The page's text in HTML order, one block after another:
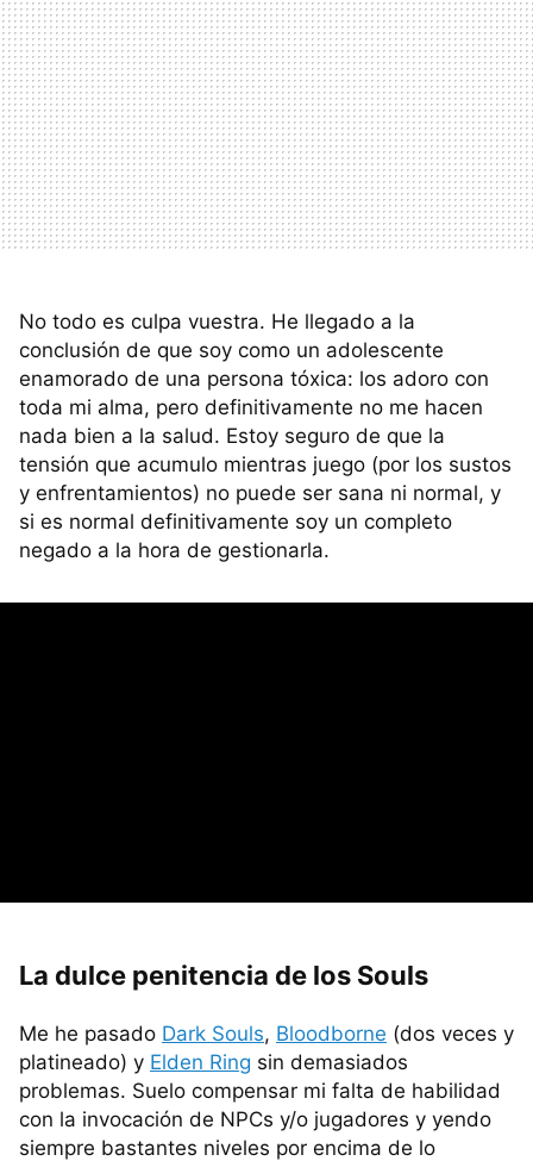
No todo es culpa vuestra. He llegado a la
conclusión de que soy como un adolescente
enamorado de una persona tóxica: los adoro con
toda mi alma, pero definitivamente no me hacen
nada bien a la salud. Estoy seguro de que la
tensión que acumulo mientras juego (por los sustos
y enfrentamientos) no puede ser sana ni normal, y
si es normal definitivamente soy un completo
negado a la hora de gestionarla.
La dulce penitencia de los Souls
Me he pasado Dark Souls, Bloodborne (dos veces y
platineado) y Elden Ring sin demasiados
problemas. Suelo compensar mi falta de habilidad
con la invocación de NPCs y/o jugadores y yendo
siempre bastantes niveles por encima de lo